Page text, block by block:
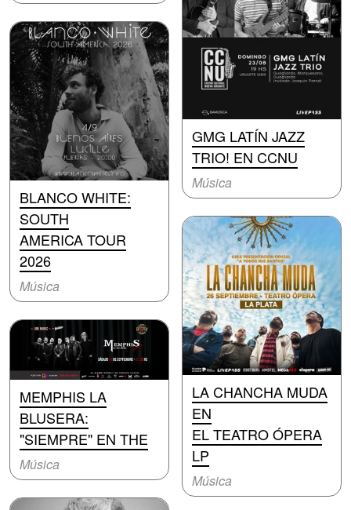
BLANCO WHITE:
SOUTH
AMERICA TOUR
2026
Música
MEMPHIS LA
BLUSERA:
"SIEMPRE" EN THE
Música
GMG LATÍN JAZZ
TRIO! EN CCNU
Música
LA CHANCHA MUDA
EN
EL TEATRO ÓPERA
LP
Música